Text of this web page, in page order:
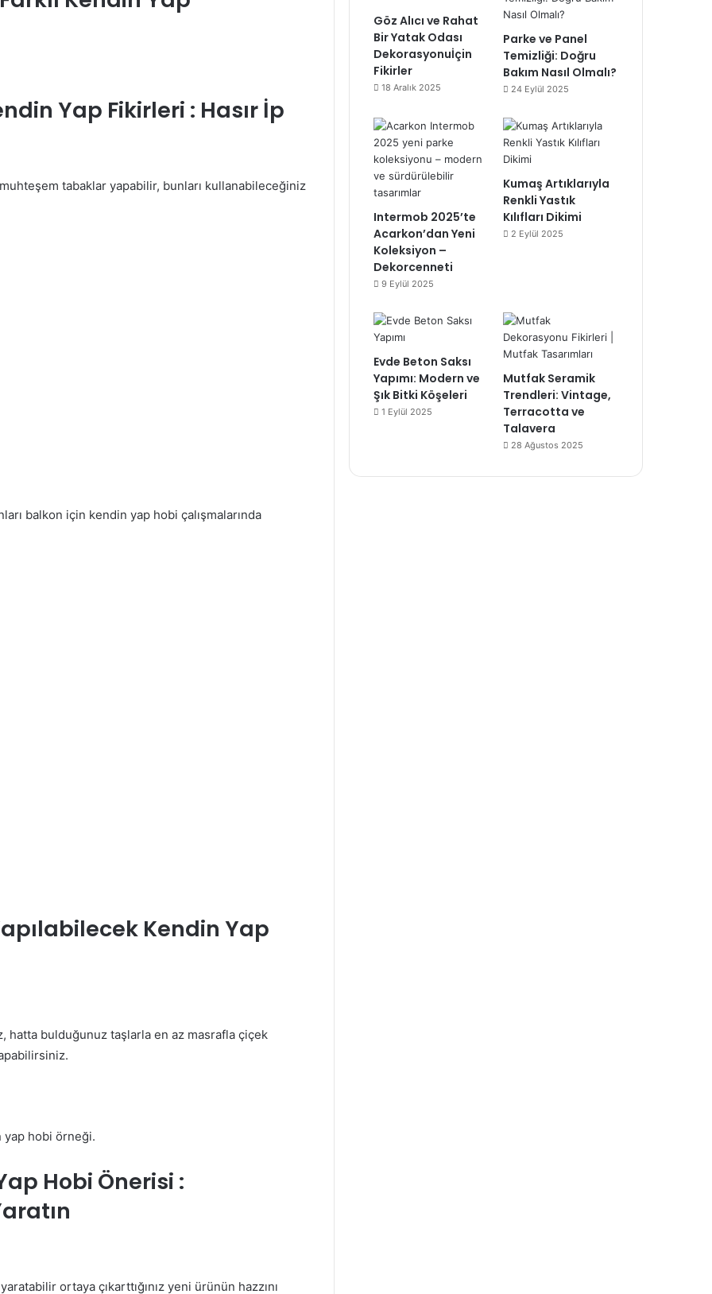
Yap Fikirleri : Hasır İp
tabaklar yapabilir, bunları kullanabileceğiniz
balkon için kendin yap hobi çalışmalarında
Kendin Yap
hatta bulduğunuz taşlarla en az masrafla çiçek
yap hobi örneği.
Hobi Önerisi :
ortaya çıkarttığınız yeni ürünün hazzını
Göz Alıcı ve Rahat
Bir Yatak Odası
Dekorasyonuİçin
Fikirler
18 Aralık 2025
Parke ve Panel
Temizliği: Doğru
Bakım Nasıl Olmalı?
24 Eylül 2025
Intermob 2025’te
Acarkon’dan Yeni
Koleksiyon –
Dekorcenneti
9 Eylül 2025
Kumaş Artıklarıyla
Renkli Yastık
Kılıfları Dikimi
2 Eylül 2025
Evde Beton Saksı
Yapımı: Modern ve
Şık Bitki Köşeleri
1 Eylül 2025
Mutfak Seramik
Trendleri: Vintage,
Terracotta ve
Talavera
28 Ağustos 2025